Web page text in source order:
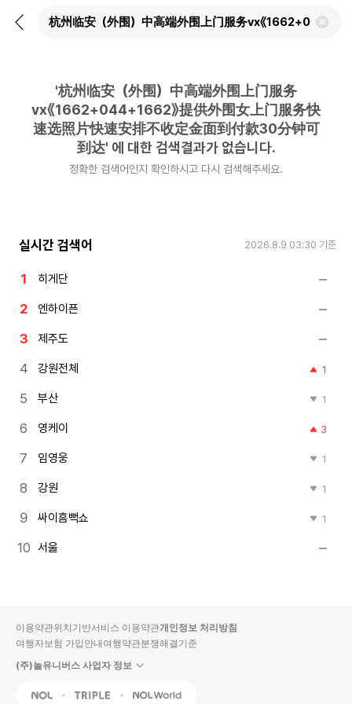
뒤
검
'杭州临安（外围）中高端外围上门服务
vx《1662+044+1662》提供外围女上门服务快
速选照片快速安排不收定金面到付款30分钟可
到达' 에 대한 검색결과가 없습니다.
정확한 검색어인지 확인하시고 다시 검색해주세요.
실시간 검색어 2026.8.9 03:30 기준
히게단
엔하이픈
제주도
강원전체 1
부산 1
영케이 3
임영웅 1
강원 1
싸이흠뻑쇼 1
서울
이용약관위치기반서비스 이용약관개인정보 처리방침
여행자보험 가입안내여행약관분쟁해결기준
(주)놀유니버스 사업자 정보
NOL Triple Interpark Global